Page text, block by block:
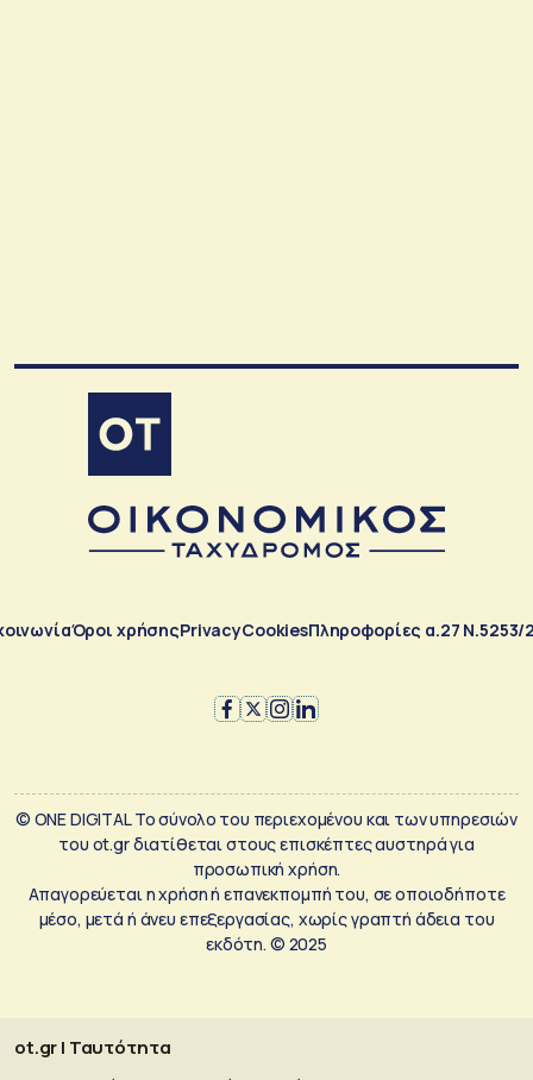
Όροι χρήσηςPrivacyCookiesΠληροφορίες α.27 Ν.5253/
© ONE DIGITAL Το σύνολο του περιεχομένου και των υπηρεσιών
του ot.gr διατίθεται στους επισκέπτες αυστηρά για
προσωπική χρήση.
Απαγορεύεται η χρήση ή επανεκπομπή του, σε οποιοδήποτε
μέσο, μετά ή άνευ επεξεργασίας, χωρίς γραπτή άδεια του
εκδότη. © 2025
ot.gr | Ταυτότητα